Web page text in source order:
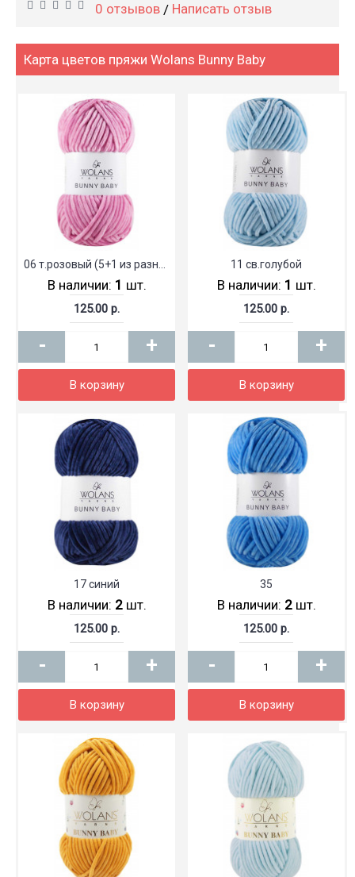
0 отзывов / Написать отзыв
Карта цветов пряжи Wolans Bunny Baby
В наличии: 1 шт.
125.00 р.
- +
В корзину
11 св.голубой
В наличии: 1 шт.
125.00 р.
- +
В корзину
17 синий
В наличии: 2шт.
125.00 р.
- +
В корзину
35
В наличии: 2шт.
125.00 р.
- +
В корзину